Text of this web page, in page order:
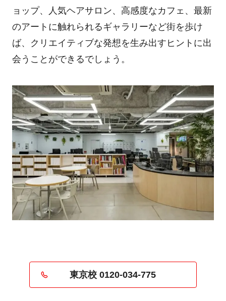
ョップ、人気ヘアサロン、高感度なカフェ、最新
のアートに触れられるギャラリーなど街を歩け
ば、クリエイティブな発想を生み出すヒントに出
会うことができるでしょう。
東京校 0120-034-775